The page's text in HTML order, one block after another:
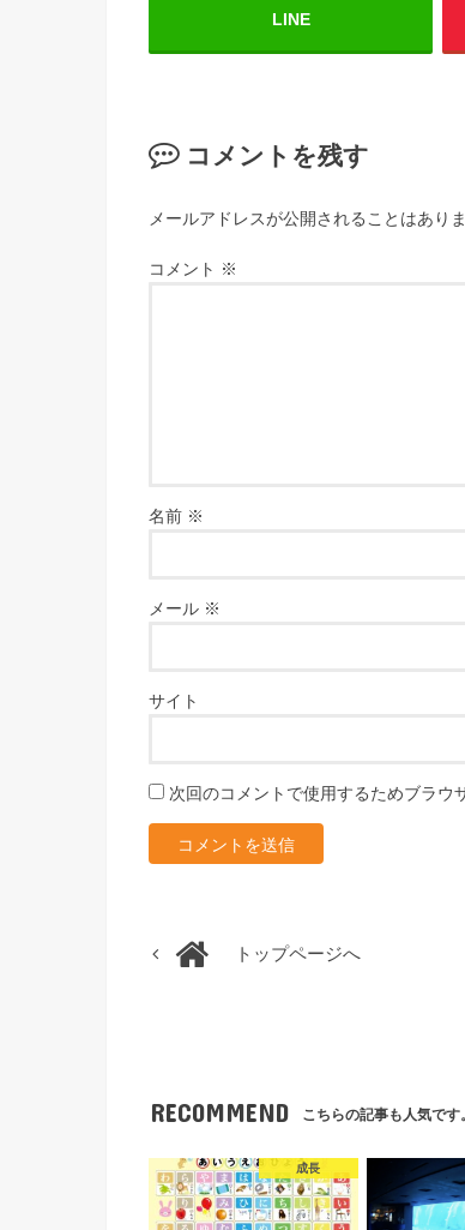
LINE
コメントを残す
メールアドレスが公開されることはありま
コメント ※
名前 ※
メール ※
サイト
次回のコメントで使用するためブラウ
トップページへ
RECOMMEND こちらの記事も人気です。
成長